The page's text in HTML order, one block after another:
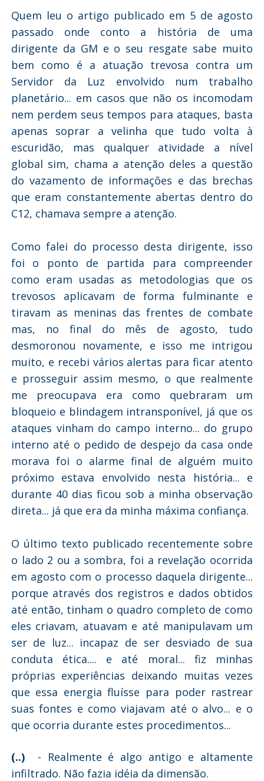
Quem leu o artigo publicado em 5 de agosto
passado onde conto a história de uma
dirigente da GM e o seu resgate sabe muito
bem como é a atuação trevosa contra um
Servidor da Luz envolvido num trabalho
planetário... em casos que não os incomodam
nem perdem seus tempos para ataques, basta
apenas soprar a velinha que tudo volta à
escuridão, mas qualquer atividade a nível
global sim, chama a atenção deles a questão
do vazamento de informações e das brechas
que eram constantemente abertas dentro do
C12, chamava sempre a atenção.
Como falei do processo desta dirigente, isso
foi o ponto de partida para compreender
como eram usadas as metodologias que os
trevosos aplicavam de forma fulminante e
tiravam as meninas das frentes de combate
mas, no final do mês de agosto, tudo
desmoronou novamente, e isso me intrigou
muito, e recebi vários alertas para ficar atento
e prosseguir assim mesmo, o que realmente
me preocupava era como quebraram um
bloqueio e blindagem intransponível, já que os
ataques vinham do campo interno... do grupo
interno até o pedido de despejo da casa onde
morava foi o alarme final de alguém muito
próximo estava envolvido nesta história... e
durante 40 dias ficou sob a minha observação
direta... já que era da minha máxima confiança.
O último texto publicado recentemente sobre
o lado 2 ou a sombra, foi a revelação ocorrida
em agosto com o processo daquela dirigente...
porque através dos registros e dados obtidos
até então, tinham o quadro completo de como
eles criavam, atuavam e até manipulavam um
ser de luz... incapaz de ser desviado de sua
conduta ética.... e até moral... fiz minhas
próprias experiências deixando muitas vezes
que essa energia fluísse para poder rastrear
suas fontes e como viajavam até o alvo... e o
que ocorria durante estes procedimentos...
(..)- Realmente é algo antigo e altamente
infiltrado. Não fazia idéia da dimensão.